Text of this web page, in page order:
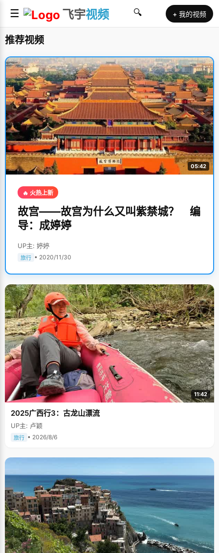
☰ 飞宇视频 🔍 + 我的视频
推荐视频
05:42
🔥 火热上新
故宫——故宫为什么又叫紫禁城？ 编
导：成婷婷
UP主: 婷婷
旅行 • 2020/11/30
11:42
2025广西行3：古龙山漂流
UP主: 卢颖
旅行 • 2026/8/6